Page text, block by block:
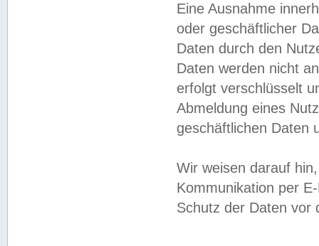
Eine Ausnahme
oder geschäftlicher
Daten durch den
Daten werden nicht
erfolgt verschlüsselt
Abmeldung eines
geschäftlichen Daten
Wir weisen darauf
Kommunikation per
Schutz der Daten vor